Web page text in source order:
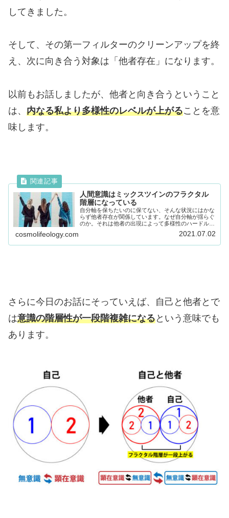
してきました。
そして、その第一フィルターのクリーンアップを終
え、次に向き合う対象は「他者存在」になります。
以前もお話しましたが、他者と向き合うということ
は、 内なる私より多様性のレベルが上がることを意
味します。
人間意識はミックスツインのフラクタル
階層になっている
自分軸を保ちたいのに保てない、そんな状況にはかな
らず他者存在が関係しています。なぜ自分軸が揺らぐ
のか。それは他者の出現によって多様性のハードルが
一つ上がるからです。そこから見えてくるのは、人間
意識の階層性。その様子をミックスツイン構造を用い
cosmolifeology.com 2021.07.02
さらに今日のお話にそっていえば、自己と他者とで
は意識の階層性が一段階複雑になるという意味でも
あります。